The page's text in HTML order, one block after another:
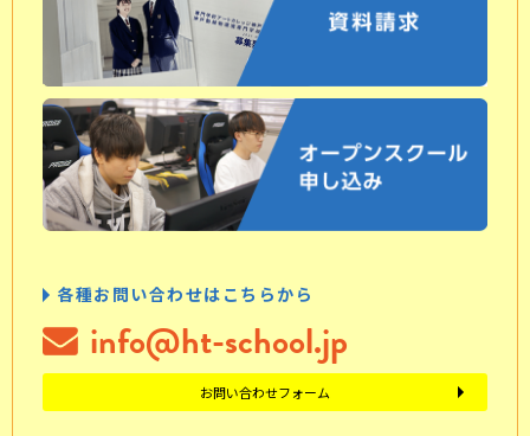
各種お問い合わせはこちらから
info@ht-school.jp
お問い合わせフォーム